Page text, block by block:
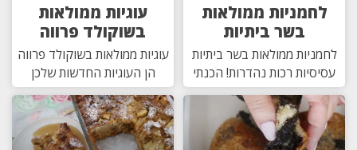
לחמניות ממולאות
בשר ביתיות
לחמניות ממולאות בשר ביתיות
עסיסיות רכות נהדרות! הכנתי
עוגיות ממולאות
בשוקולד פרווה
עוגיות ממולאות בשוקולד פרווה
הן העוגיות החדשות שלכן